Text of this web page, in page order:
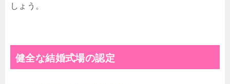
しょう。
健全な結婚式場の認定